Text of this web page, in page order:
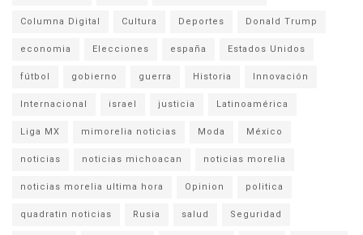
Columna Digital Cultura Deportes Donald Trump
economia Elecciones españa Estados Unidos
fútbol gobierno guerra Historia Innovación
Internacional israel justicia Latinoamérica
Liga MX mimorelia noticias Moda México
noticias noticias michoacan noticias morelia
noticias morelia ultima hora Opinion politica
quadratin noticias Rusia salud Seguridad